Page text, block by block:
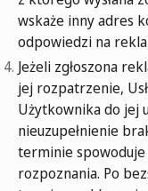
wskaże inny adres
odpowiedzi na
Jeżeli zgłoszona
jej rozpatrzenie,
Użytkownika do jej
nieuzupełnienie
terminie
rozpoznania. Po